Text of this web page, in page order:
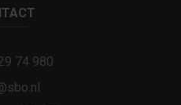
74 980